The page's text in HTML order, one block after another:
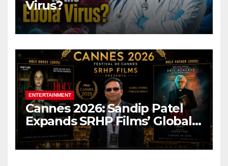
Virus?
ENTERTAINMENT
Cannes 2026: Sandip Patel
Expands SRHP Films’ Global
Reach